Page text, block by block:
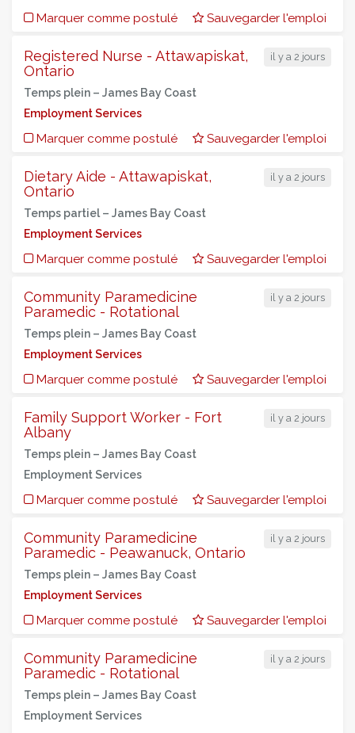
Marquer comme postulé Sauvegarder l'emploi
il y a 2 jours
Registered Nurse - Attawapiskat,
Ontario
Temps plein – James Bay Coast
Employment Services
Marquer comme postulé Sauvegarder l'emploi
il y a 2 jours
Dietary Aide - Attawapiskat,
Ontario
Temps partiel – James Bay Coast
Employment Services
Marquer comme postulé Sauvegarder l'emploi
il y a 2 jours
Community Paramedicine
Paramedic - Rotational
Temps plein – James Bay Coast
Employment Services
Marquer comme postulé Sauvegarder l'emploi
il y a 2 jours
Family Support Worker - Fort
Albany
Temps plein – James Bay Coast
Employment Services
Marquer comme postulé Sauvegarder l'emploi
il y a 2 jours
Community Paramedicine
Paramedic - Peawanuck, Ontario
Temps plein – James Bay Coast
Employment Services
Marquer comme postulé Sauvegarder l'emploi
il y a 2 jours
Community Paramedicine
Paramedic - Rotational
Temps plein – James Bay Coast
Employment Services